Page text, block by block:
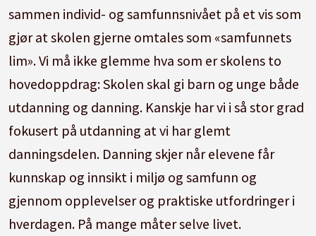
sammen individ- og samfunnsnivået på et vis som
gjør at skolen gjerne omtales som «samfunnets
lim». Vi må ikke glemme hva som er skolens to
hovedoppdrag: Skolen skal gi barn og unge både
utdanning og danning. Kanskje har vi i så stor grad
fokusert på utdanning at vi har glemt
danningsdelen. Danning skjer når elevene får
kunnskap og innsikt i miljø og samfunn og
gjennom opplevelser og praktiske utfordringer i
hverdagen. På mange måter selve livet.